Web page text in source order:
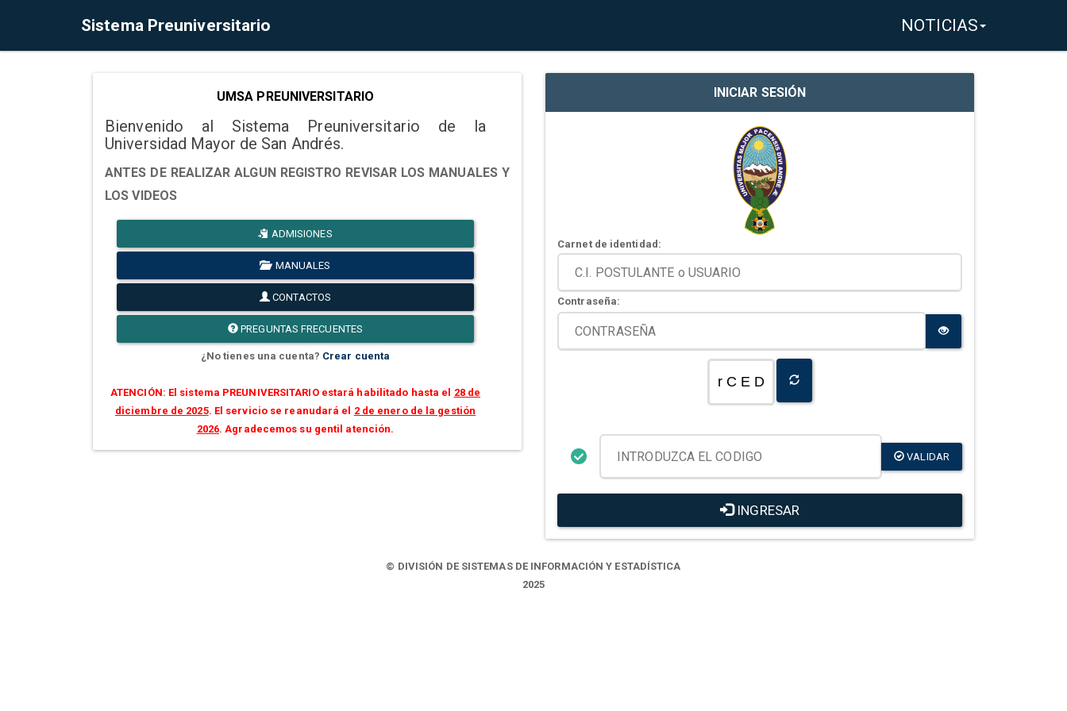
Sistema Preuniversitario NOTICIAS
UMSA PREUNIVERSITARIO
Bienvenido al Sistema Preuniversitario de la
Universidad Mayor de San Andrés.
ANTES DE REALIZAR ALGUN REGISTRO REVISAR LOS MANUALES Y
LOS VIDEOS
ADMISIONES
MANUALES
CONTACTOS
PREGUNTAS FRECUENTES
¿No tienes una cuenta? Crear cuenta
ATENCIÓN: El sistema PREUNIVERSITARIO estará habilitado hasta el 28 de
diciembre de 2025. El servicio se reanudará el 2 de enero de la gestión
2026. Agradecemos su gentil atención.
INICIAR SESIÓN
Carnet de identidad:
Contraseña:
r C E D
VALIDAR
INGRESAR
© DIVISIÓN DE SISTEMAS DE INFORMACIÓN Y ESTADÍSTICA
2025